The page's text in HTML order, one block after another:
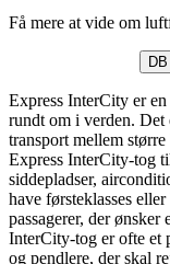
Få mere at vide om
Express InterCity er
rundt om i verden.
transport mellem
Express InterCity-tog
siddepladser,
have førsteklasses
passagerer, der
InterCity-tog er ofte et
og pendlere, der skal